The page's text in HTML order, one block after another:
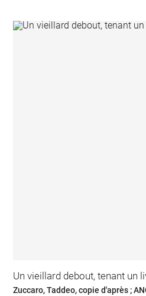
Un vieillard debout, tenant un